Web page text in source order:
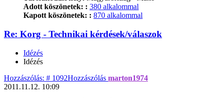
Adott köszönetek: : 380 alkalommal
Kapott köszönetek: : 870 alkalommal
Re: Korg - Technikai kérdések/válaszok
Idézés
Idézés
Hozzászólás: # 1092Hozzászólás marton1974
2011.11.12. 10:09